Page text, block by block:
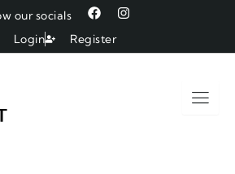
our socials
F
a
c
e
I
n
t
Login Register